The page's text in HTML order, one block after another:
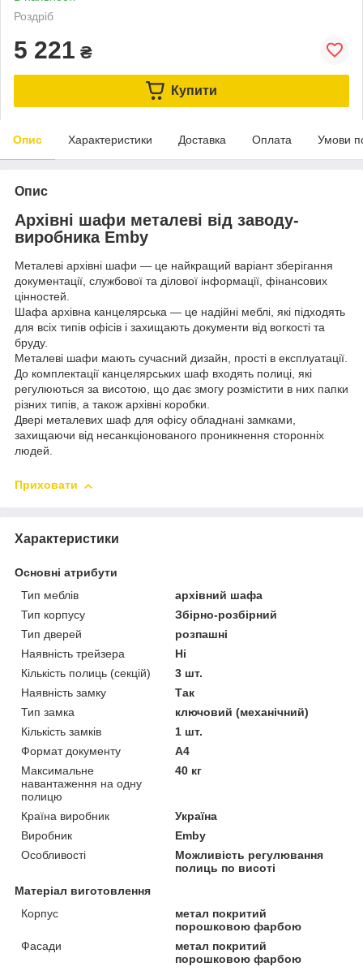
Роздріб
5 221 ₴
Купити
Опис Характеристики Доставка Оплата Умови
Опис
Архівні шафи металеві від заводу-
виробника Emby
Металеві архівні шафи — це найкращий варіант зберігання
документації, службової та ділової інформації, фінансових
цінностей.
Шафа архівна канцелярська — це надійні меблі, які підходять
для всіх типів офісів і захищають документи від вогкості та
бруду.
Металеві шафи мають сучасний дизайн, прості в експлуатації.
До комплектації канцелярських шаф входять полиці, які
регулюються за висотою, що дає змогу розмістити в них папки
різних типів, а також архівні коробки.
Двері металевих шаф для офісу обладнані замками,
захищаючи від несанкціонованого проникнення сторонніх
людей.
Приховати
Характеристики
Основні атрибути
Тип меблів
архівний шафа
Тип корпусу
Збірно-розбірний
Тип дверей
розпашні
Наявність трейзера
Ні
Кількість полиць (секцій)
3 шт.
Наявність замку
Так
Тип замка
ключовий (механічний)
Кількість замків
1 шт.
Формат документу
А4
Максимальне
навантаження на одну
полицю
40 кг
Країна виробник
Україна
Виробник
Emby
Особливості
Можливість регулювання
полиць по висоті
Матеріал виготовлення
Корпус
метал покритий
порошковою фарбою
Фасади
метал покритий
порошковою фарбою